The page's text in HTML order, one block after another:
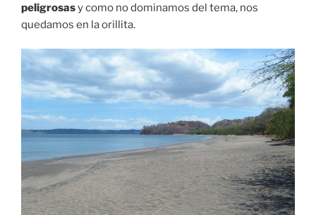
peligrosasy como no dominamos del tema, nos
quedamos en la orillita.